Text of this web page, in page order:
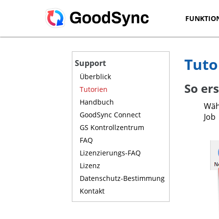
Support
Überblick
Tutorien
Handbuch
GoodSync Connect
GS Kontrollzentrum
FAQ
Lizenzierungs-FAQ
Lizenz
Datenschutz-Bestimmung
Kontakt
So
Job